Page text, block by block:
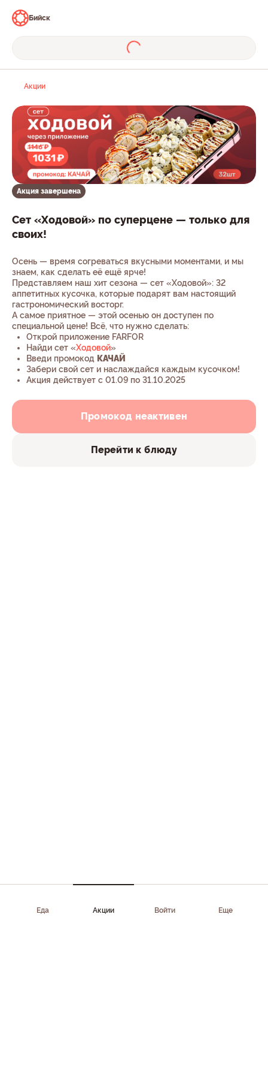
Бийск
Акции
Акция завершена
Сет «Ходовой» по суперцене — только для
своих!
Осень — время согреваться вкусными моментами, и мы
знаем, как сделать её ещё ярче!
Представляем наш хит сезона — сет «Ходовой»: 32
аппетитных кусочка, которые подарят вам настоящий
гастрономический восторг.
А самое приятное — этой осенью он доступен по
специальной цене! Всё, что нужно сделать:
Открой приложение FARFOR
Найди сет «Ходовой»
Введи промокод КАЧАЙ
Забери свой сет и наслаждайся каждым кусочком!
Акция действует с 01.09 по 31.10.2025
Перейти к блюду
Промокод неактивен
Еда Акции Войти Еще